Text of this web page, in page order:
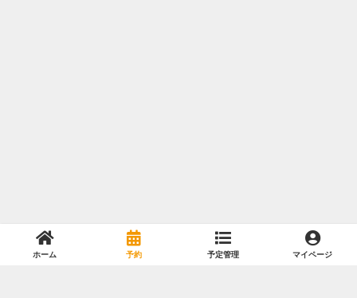
ホーム 予約 予定管理 マイページ